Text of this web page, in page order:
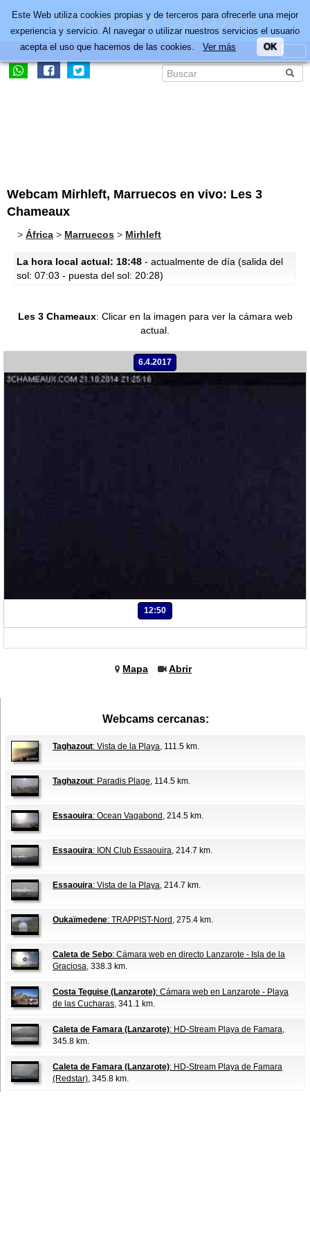
Webcam Mirhleft, Marruecos en vivo: Les 3
Chameaux
> África > Marruecos > Mirhleft
La hora local actual: 18:48 - actualmente de día (salida del
sol: 07:03 - puesta del sol: 20:28)
Les 3 Chameaux: Clicar en la imagen para ver la cámara web
actual.
6.4.2017
12:50
Mapa Abrir
Webcams cercanas:
Taghazout: Vista de la Playa, 111.5 km.
Taghazout: Paradis Plage, 114.5 km.
Essaouira: Ocean Vagabond , 214.5 km.
Essaouira: ION Club Essaouira, 214.7 km.
Essaouira: Vista de la Playa, 214.7 km.
Oukaïmedene: TRAPPIST-Nord , 275.4 km.
Caleta de Sebo: Cámara web en directo Lanzarote - Isla de la
Graciosa, 338.3 km.
Costa Teguise (Lanzarote): Cámara web en Lanzarote - Playa
de las Cucharas, 341.1 km.
Caleta de Famara (Lanzarote): HD-Stream Playa de Famara,
345.8 km.
Caleta de Famara (Lanzarote): HD-Stream Playa de Famara
(Redstar), 345.8 km.
Este Web utiliza cookies propias y de terceros para ofrecerle una mejor
experiencia y servicio. Al navegar o utilizar nuestros servicios el usuario
acepta el uso que hacemos de las cookies. Ver más OK